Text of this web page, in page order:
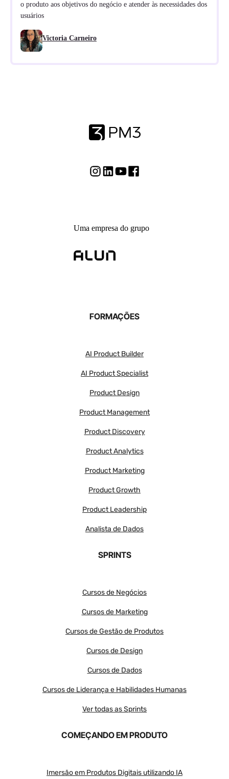
o produto aos objetivos do negócio e atender às necessidades dos
usuários
Victoria Carneiro
Uma empresa do grupo
FORMAÇÕES
AI Product Builder
AI Product Specialist
Product Design
Product Management
Product Discovery
Product Analytics
Product Marketing
Product Growth
Product Leadership
Analista de Dados
SPRINTS
Cursos de Negócios
Cursos de Marketing
Cursos de Gestão de Produtos
Cursos de Design
Cursos de Dados
Cursos de Liderança e Habilidades Humanas
Ver todas as Sprints
COMEÇANDO EM PRODUTO
Imersão em Produtos Digitais utilizando IA